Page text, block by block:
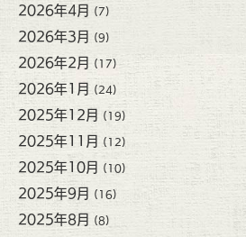
2026年4月 (7)
2026年3月 (9)
2026年2月 (17)
2026年1月 (24)
2025年12月 (19)
2025年11月 (12)
2025年10月 (10)
2025年9月 (16)
2025年8月 (8)